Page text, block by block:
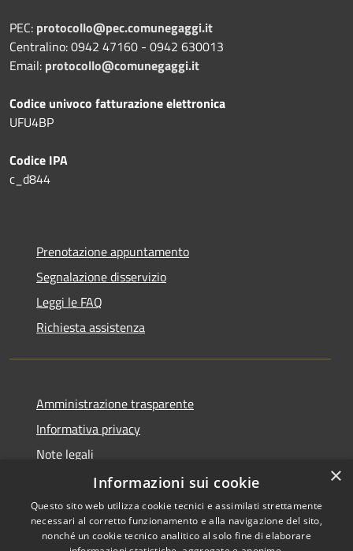
PEC: protocollo@pec.comunegaggi.it
Centralino: 0942 47160 - 0942 630013
Email: protocollo@comunegaggi.it
Codice univoco fatturazione elettronica
UFU4BP
Codice IPA
c_d844
Prenotazione appuntamento
Segnalazione disservizio
Leggi le FAQ
Richiesta assistenza
Amministrazione trasparente
Informativa privacy
Note legali
Dichiarazione di accessibilità
×
Informazioni sui cookie
Questo sito web utilizza cookie tecnici e assimilati strettamente
necessari al corretto funzionamento e alla navigazione del sito,
nonché un cookie tecnico analitico al solo fine di elaborare